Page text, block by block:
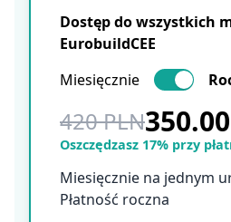
Dostęp do wszystkich
EurobuildCEE
Miesięcznie
420 PLN
Oszczędzasz 17% przy
Miesięcznie na jednym
Płatność roczna